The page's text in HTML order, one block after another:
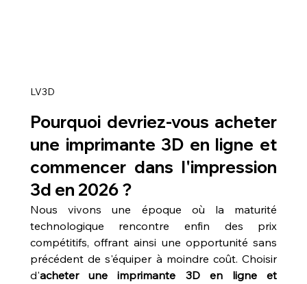
LV3D
Pourquoi devriez-vous acheter
une imprimante 3D en ligne et
commencer dans l'impression
3d en 2026 ?
Nous vivons une époque où la maturité
technologique rencontre enfin des prix
compétitifs, offrant ainsi une opportunité sans
précédent de s'équiper à moindre coût. Choisir
d'acheter une imprimante 3D en ligne et